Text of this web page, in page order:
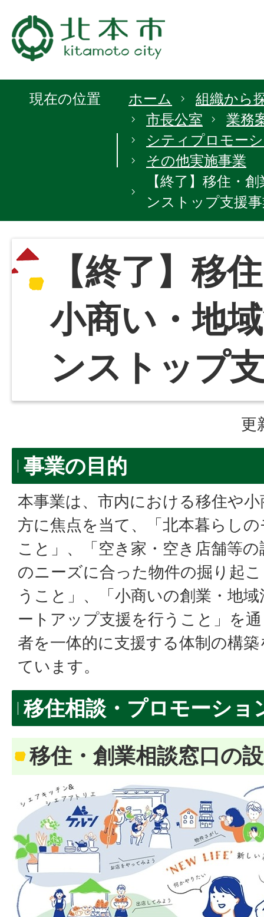
現在の位置 ホーム
組織から
市長公室
業務
シティプロモー
その他実施事業
【終了】移住・
ンストップ支援
【終了】移
小商い・地
ンストップ
更
事業の目的
本事業は、市内における移住や
方に焦点を当て、「北本暮らし
こと」、「空き家・空き店舗等
のニーズに合った物件の掘り起
うこと」、「小商いの創業・地
ートアップ支援を行うこと」を
者を一体的に支援する体制の構
ています。
移住相談・プロモーショ
移住・創業相談窓口の